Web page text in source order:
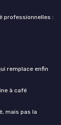
professionnelles :
remplace enfin
à café
mais pas la